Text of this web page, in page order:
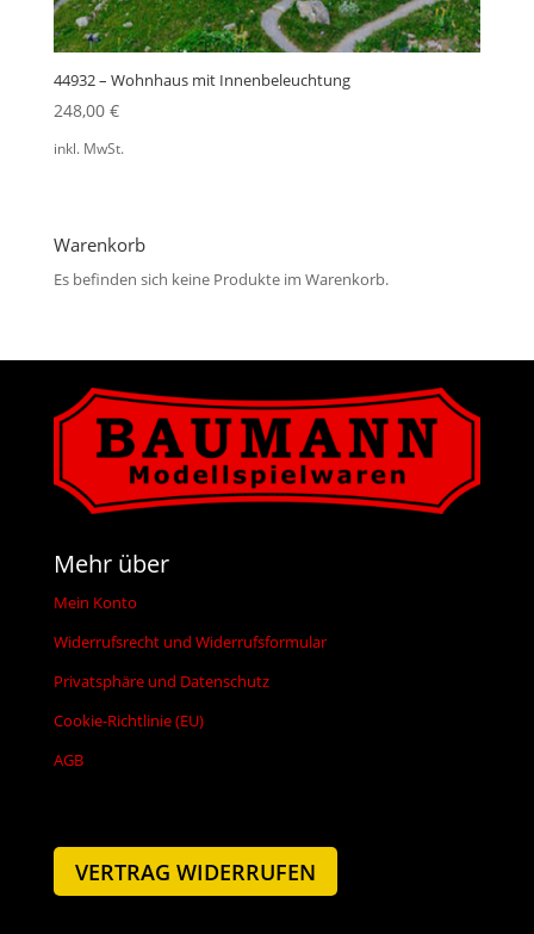
44932 – Wohnhaus mit Innenbeleuchtung
248,00 €
inkl. MwSt.
Warenkorb
Es befinden sich keine Produkte im Warenkorb.
Mehr über
Mein Konto
Widerrufsrecht und Widerrufsformular
Privatsphäre und Datenschutz
Cookie-Richtlinie (EU)
AGB
VERTRAG WIDERRUFEN